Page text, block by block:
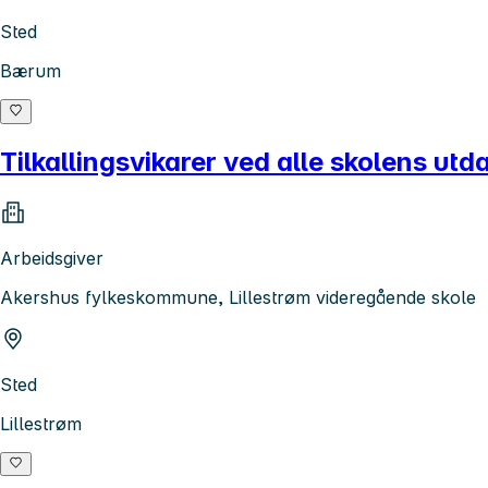
Sted
Bærum
Tilkallingsvikarer ved alle skolens
Arbeidsgiver
Akershus fylkeskommune, Lillestrøm videregående skole
Sted
Lillestrøm